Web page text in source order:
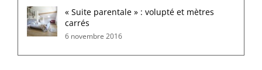
« Suite parentale » : volupté et mètres
carrés
6 novembre 2016